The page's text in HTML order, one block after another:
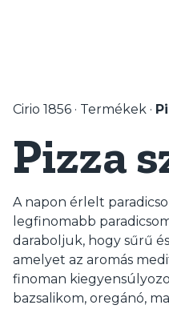
Cirio 1856 · Termékek ·
Pizza
A napon érlelt
legfinomabb
daraboljuk, hogy sűrű
amelyet az aromás
finoman
bazsalikom, oregánó,